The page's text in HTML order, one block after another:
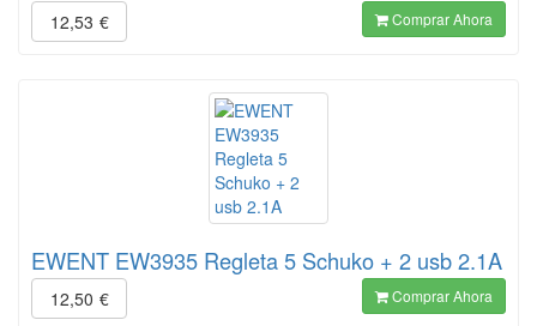
12,53 € Comprar Ahora
EWENT EW3935 Regleta 5 Schuko + 2 usb 2.1A
12,50 € Comprar Ahora